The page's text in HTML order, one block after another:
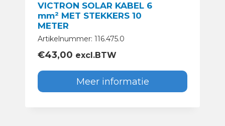
VICTRON SOLAR KABEL 6
mm² MET STEKKERS 10
METER
Artikelnummer: 116.475.0
€43,00 excl.BTW
Meer informatie